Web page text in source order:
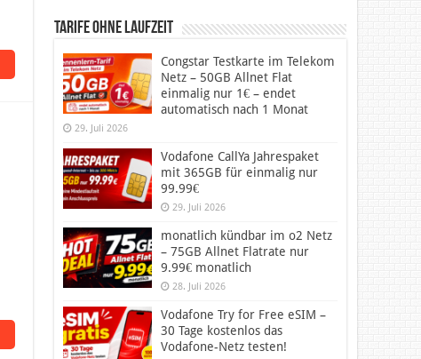
Tarife ohne Laufzeit
Congstar Testkarte im Telekom
Netz – 50GB Allnet Flat
einmalig nur 1€ – endet
automatisch nach 1 Monat
29. Juli 2026
Vodafone CallYa Jahrespaket
mit 365GB für einmalig nur
99.99€
29. Juli 2026
monatlich kündbar im o2 Netz
– 75GB Allnet Flatrate nur
9.99€ monatlich
28. Juli 2026
Vodafone Try for Free eSIM –
30 Tage kostenlos das
Vodafone-Netz testen!